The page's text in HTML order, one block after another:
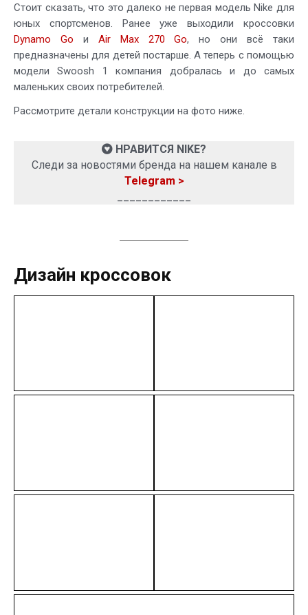
Стоит сказать, что это далеко не первая модель Nike для
юных спортсменов. Ранее уже выходили кроссовки
Dynamo Go и Air Max 270 Go, но они всё таки
предназначены для детей постарше. А теперь с помощью
модели Swoosh 1 компания добралась и до самых
маленьких своих потребителей.
Рассмотрите детали конструкции на фото ниже.
НРАВИТСЯ NIKE?
Следи за новостями бренда на нашем канале в
Telegram >
Дизайн кроссовок